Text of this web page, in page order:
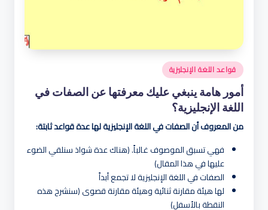
نُشر
في
قواعد اللغة الإنجليزية
أمور هامة ينبغي عليك معرفتها عن الصفات في
اللغة الإنجليزية؟
من المعروف أن الصفات في اللغة الإنجليزية لها عدة قواعد ثابتة:
فهي تسبق الموصوف غالباً. (هناك عدة شواذ سنلقي الضوء
عليها في هذا المقال)
الصفات في اللغة الإنجليزية لا تجمع أبداً
لها هيئة مقارنة ثنائية وهيئة مقارنة قصوى (سنشرح هذه
النقطة بالأسفل)